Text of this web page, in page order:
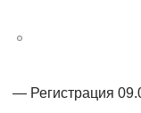
— Регистрация